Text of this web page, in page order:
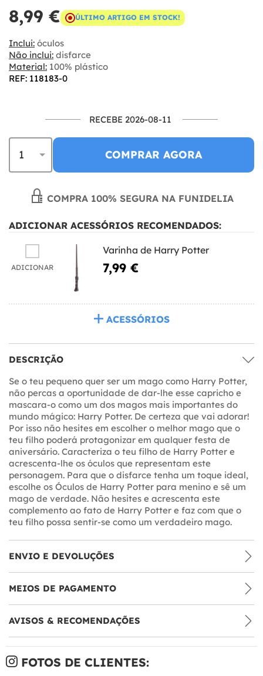
8,99 € ÚLTIMO ARTIGO EM STOCK!
Inclui: óculos
Não inclui: disfarce
Material: 100% plástico
REF: 118183-0
RECEBE 2026-08-11
COMPRAR AGORA
COMPRA 100% SEGURA NA FUNIDELIA
ADICIONAR ACESSÓRIOS RECOMENDADOS:
ADICIONAR
Varinha de Harry Potter
7,99 €
ACESSÓRIOS
DESCRIÇÃO
Se o teu pequeno quer ser um mago como Harry Potter,
não percas a oportunidade de dar-lhe esse capricho e
mascara-o como um dos magos mais importantes do
mundo mágico: Harry Potter. De certeza que vai adorar!
Por isso não hesites em escolher o melhor mago que o
teu filho poderá protagonizar em qualquer festa de
aniversário. Caracteriza o teu filho de Harry Potter e
acrescenta-lhe os óculos que representam este
personagem. Para que o disfarce tenha um toque ideal,
escolhe os Óculos de Harry Potter para menino e sê um
mago de verdade. Não hesites e acrescenta este
complemento ao fato de Harry Potter e faz com que o
teu filho possa sentir-se como um verdadeiro mago.
ENVIO E DEVOLUÇÕES
MEIOS DE PAGAMENTO
AVISOS & RECOMENDAÇÕES
FOTOS DE CLIENTES: